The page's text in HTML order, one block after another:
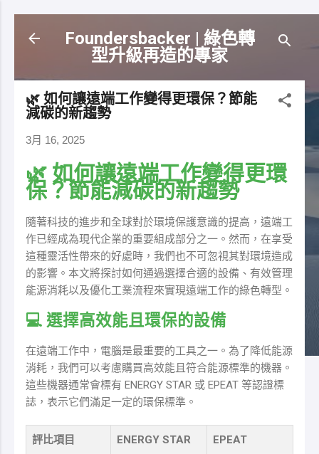
跳到主要內容
Foundersbacker | 綠色轉
型升級再造的專家
🌿 如何讓遠端工作變得更環保？節能
減碳的新趨勢
3月 16, 2025
🌿 如何讓遠端工作變得更環
保？節能減碳的新趨勢
隨著科技的進步和全球對於環境保護意識的提高，遠端工
作已經成為現代企業的重要組成部分之一。然而，在享受
這種靈活性帶來的好處時，我們也不可忽視其對環境造成
的影響。本文將探討如何通過選擇合適的設備、有效管理
能源消耗以及優化工業流程來實現遠端工作的綠色轉型。
💻 選擇高效能且環保的設備
在遠端工作中，電腦是最重要的工具之一。為了降低能源
消耗，我們可以考慮購買高效能且符合能源標準的機器。
這些機器通常會標有 ENERGY STAR 或 EPEAT 等認證標
誌，表示它們滿足一定的環保標準。
評比項目 ENERGY STAR EPEAT